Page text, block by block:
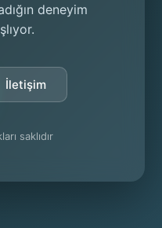
deneyim
İletişim
saklıdır